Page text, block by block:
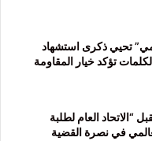
تحيي ذكرى استشهاد
تؤكد خيار المقاومة
“الاتحاد العام لطلبة
في نصرة القضية